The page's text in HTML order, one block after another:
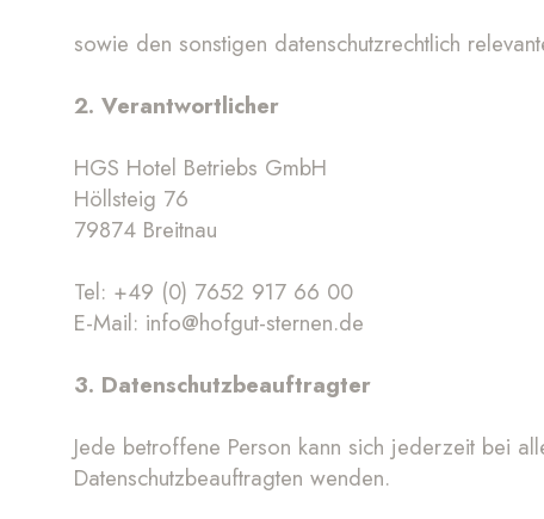
sowie den sonstigen datenschutzrechtlich
2. Verantwortlicher
HGS Hotel Betriebs GmbH
Höllsteig 76
79874 Breitnau
Tel: +49 (0) 7652 917 66 00
E-Mail: info@hofgut-sternen.de
3. Datenschutzbeauftragter
Jede betroffene Person kann sich jederzeit bei
Datenschutzbeauftragten wenden.